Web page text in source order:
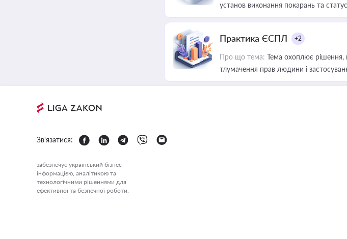
установ виконання покарань та
Практика ЄСПЛ +2
Про що тема: Тема охоплює рішення,
тлумачення прав людини і
Зв'язатися:
забезпечує український бізнес
інформацією, аналітикою та
технологічними рішеннями для
ефективної та безпечної роботи.